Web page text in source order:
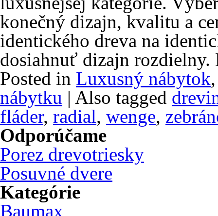
konečný dizajn, kvalitu a
identického dreva na
dosiahnuť dizajn
Posted in Luxusný nábytok
nábytku | Also tagged
fláder, radial, wenge,
Odporúčame
Porez drevotriesky
Posuvné dvere
Kategórie
Baumax